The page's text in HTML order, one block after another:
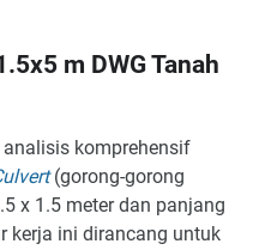
m DWG Tanah
komprehensif
(gorong-gorong
x 1.5 meter dan panjang
kerja ini dirancang untuk